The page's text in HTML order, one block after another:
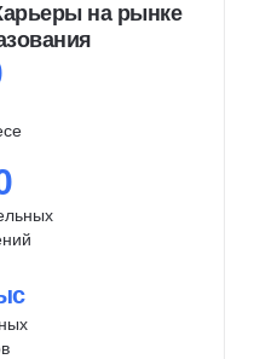
на рынке